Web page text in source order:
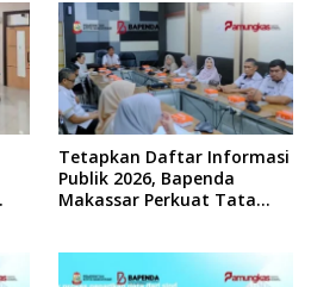
Tetapkan Daftar Informasi
Publik 2026, Bapenda
Makassar Perkuat Tata